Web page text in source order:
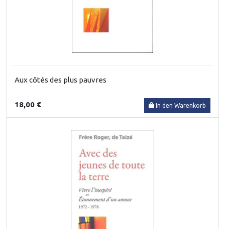
Aux côtés des plus pauvres
18,00 € In den Warenkorb